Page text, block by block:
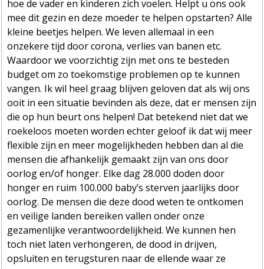
hoe de vader en kinderen zich voelen. Helpt u ons ook
mee dit gezin en deze moeder te helpen opstarten? Alle
kleine beetjes helpen. We leven allemaal in een
onzekere tijd door corona, verlies van banen etc.
Waardoor we voorzichtig zijn met ons te besteden
budget om zo toekomstige problemen op te kunnen
vangen. Ik wil heel graag blijven geloven dat als wij ons
ooit in een situatie bevinden als deze, dat er mensen zijn
die op hun beurt ons helpen! Dat betekend niet dat we
roekeloos moeten worden echter geloof ik dat wij meer
flexible zijn en meer mogelijkheden hebben dan al die
mensen die afhankelijk gemaakt zijn van ons door
oorlog en/of honger. Elke dag 28.000 doden door
honger en ruim 100.000 baby’s sterven jaarlijks door
oorlog. De mensen die deze dood weten te ontkomen
en veilige landen bereiken vallen onder onze
gezamenlijke verantwoordelijkheid. We kunnen hen
toch niet laten verhongeren, de dood in drijven,
opsluiten en terugsturen naar de ellende waar ze